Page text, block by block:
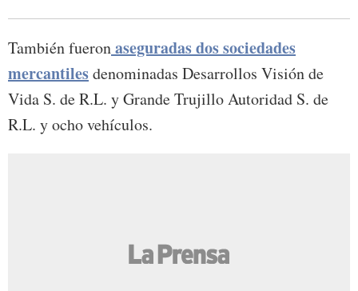
También fueronaseguradas dos sociedades
mercantilesdenominadas Desarrollos Visión de
Vida S. de R.L. y Grande Trujillo Autoridad S. de
R.L. y ocho vehículos.